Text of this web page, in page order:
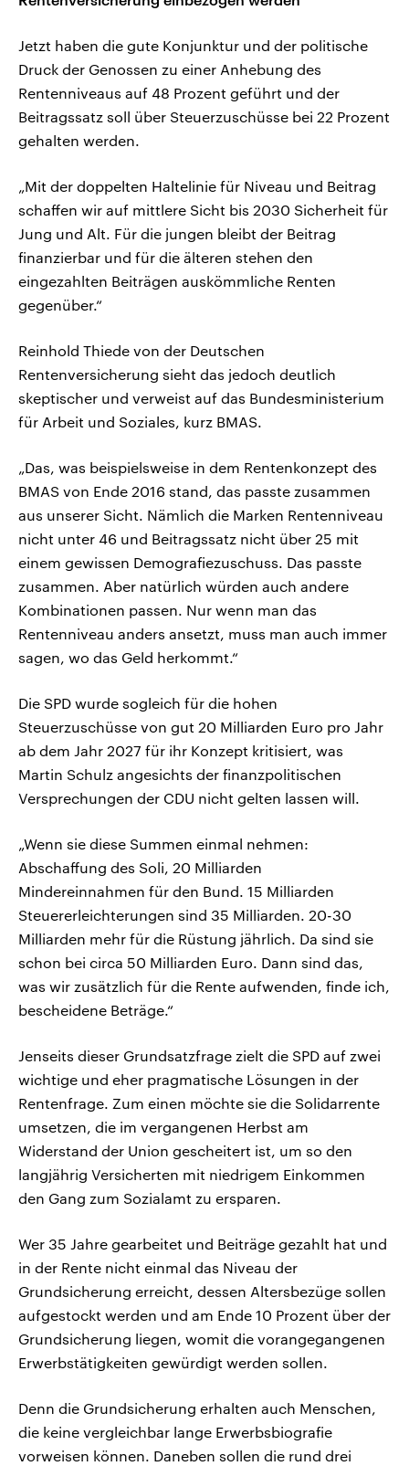
Jetzt haben die gute Konjunktur und der politische
Druck der Genossen zu einer Anhebung des
Rentenniveaus auf 48 Prozent geführt und der
Beitragssatz soll über Steuerzuschüsse bei 22 Prozent
gehalten werden.
„Mit der doppelten Haltelinie für Niveau und Beitrag
schaffen wir auf mittlere Sicht bis 2030 Sicherheit für
Jung und Alt. Für die jungen bleibt der Beitrag
finanzierbar und für die älteren stehen den
eingezahlten Beiträgen auskömmliche Renten
gegenüber.“
Reinhold Thiede von der Deutschen
Rentenversicherung sieht das jedoch deutlich
skeptischer und verweist auf das Bundesministerium
für Arbeit und Soziales, kurz BMAS.
„Das, was beispielsweise in dem Rentenkonzept des
BMAS von Ende 2016 stand, das passte zusammen
aus unserer Sicht. Nämlich die Marken Rentenniveau
nicht unter 46 und Beitragssatz nicht über 25 mit
einem gewissen Demografiezuschuss. Das passte
zusammen. Aber natürlich würden auch andere
Kombinationen passen. Nur wenn man das
Rentenniveau anders ansetzt, muss man auch immer
sagen, wo das Geld herkommt.“
Die SPD wurde sogleich für die hohen
Steuerzuschüsse von gut 20 Milliarden Euro pro Jahr
ab dem Jahr 2027 für ihr Konzept kritisiert, was
Martin Schulz angesichts der finanzpolitischen
Versprechungen der CDU nicht gelten lassen will.
„Wenn sie diese Summen einmal nehmen:
Abschaffung des Soli, 20 Milliarden
Mindereinnahmen für den Bund. 15 Milliarden
Steuererleichterungen sind 35 Milliarden. 20-30
Milliarden mehr für die Rüstung jährlich. Da sind sie
schon bei circa 50 Milliarden Euro. Dann sind das,
was wir zusätzlich für die Rente aufwenden, finde ich,
bescheidene Beträge.“
Jenseits dieser Grundsatzfrage zielt die SPD auf zwei
wichtige und eher pragmatische Lösungen in der
Rentenfrage. Zum einen möchte sie die Solidarrente
umsetzen, die im vergangenen Herbst am
Widerstand der Union gescheitert ist, um so den
langjährig Versicherten mit niedrigem Einkommen
den Gang zum Sozialamt zu ersparen.
Wer 35 Jahre gearbeitet und Beiträge gezahlt hat und
in der Rente nicht einmal das Niveau der
Grundsicherung erreicht, dessen Altersbezüge sollen
aufgestockt werden und am Ende 10 Prozent über der
Grundsicherung liegen, womit die vorangegangenen
Erwerbstätigkeiten gewürdigt werden sollen.
Denn die Grundsicherung erhalten auch Menschen,
die keine vergleichbar lange Erwerbsbiografie
vorweisen können. Daneben sollen die rund drei